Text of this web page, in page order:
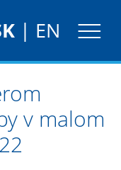
| EN
v malom